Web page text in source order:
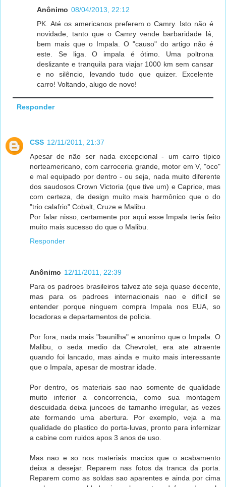
Anônimo 08/04/2013, 22:12
PK. Até os americanos preferem o Camry. Isto não é
novidade, tanto que o Camry vende barbaridade lá,
bem mais que o Impala. O "causo" do artigo não é
este. Se liga. O impala é ótimo. Uma poltrona
deslizante e tranquila para viajar 1000 km sem cansar
e no silêncio, levando tudo que quizer. Excelente
carro! Voltando, alugo de novo!
Responder
CSS 12/11/2011, 21:37
Apesar de não ser nada excepcional - um carro típico
norteamericano, com carroceria grande, motor em V, "oco"
e mal equipado por dentro - ou seja, nada muito diferente
dos saudosos Crown Victoria (que tive um) e Caprice, mas
com certeza, de design muito mais harmônico que o do
"trio calafrio" Cobalt, Cruze e Malibu.
Por falar nisso, certamente por aqui esse Impala teria feito
muito mais sucesso do que o Malibu.
Responder
Anônimo 12/11/2011, 22:39
Para os padroes brasileiros talvez ate seja quase decente,
mas para os padroes internacionais nao e dificil se
entender porque ninguem compra Impala nos EUA, so
locadoras e departamentos de policia.
Por fora, nada mais "baunilha" e anonimo que o Impala. O
Malibu, o seda medio da Chevrolet, era ate atraente
quando foi lancado, mas ainda e muito mais interessante
que o Impala, apesar de mostrar idade.
Por dentro, os materiais sao nao somente de qualidade
muito inferior a concorrencia, como sua montagem
descuidada deixa juncoes de tamanho irregular, as vezes
ate formando uma abertura. Por exemplo, veja a ma
qualidade do plastico do porta-luvas, pronto para infernizar
a cabine com ruidos apos 3 anos de uso.
Mas nao e so nos materiais macios que o acabamento
deixa a desejar. Reparem nas fotos da tranca da porta.
Reparem como as soldas sao aparentes e ainda por cima